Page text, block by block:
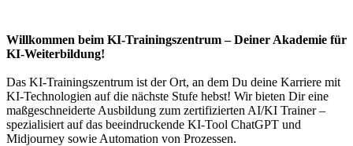
Willkommen beim KI-Trainingszentrum – Deiner Akademie für
KI-Weiterbildung!
Das KI-Trainingszentrum ist der Ort, an dem Du deine Karriere mit
KI-Technologien auf die nächste Stufe hebst! Wir bieten Dir eine
maßgeschneiderte Ausbildung zum zertifizierten AI/KI Trainer –
spezialisiert auf das beeindruckende KI-Tool ChatGPT und
Midjourney sowie Automation von Prozessen.